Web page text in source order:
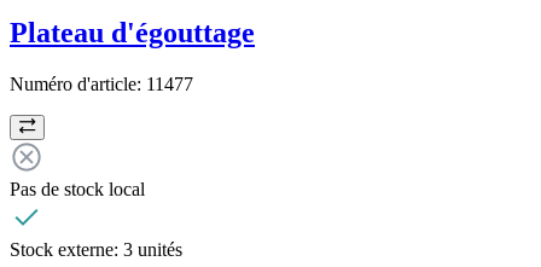
Plateau d'égouttage
Numéro d'article: 11477
Pas de stock local
Stock externe: 3 unités